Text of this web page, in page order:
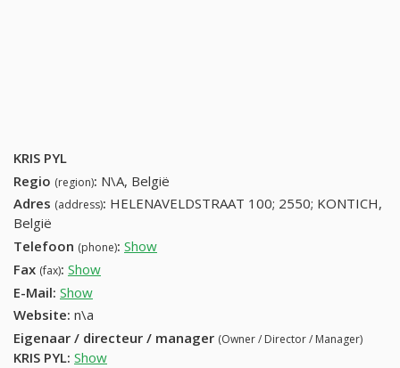
KRIS PYL
Regio (region): N\A, België
Adres (address): HELENAVELDSTRAAT 100; 2550; KONTICH,
België
Telefoon (phone): Show
Fax (fax): Show
E-Mail: Show
Website: n\a
Eigenaar / directeur / manager (Owner / Director / Manager)
KRIS PYL: Show